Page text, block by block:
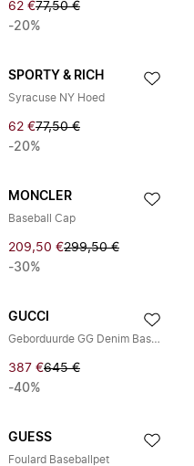
62 €77,50 €
-20%
SPORTY & RICH
Syracuse NY Hoed
62 €77,50 €
-20%
MONCLER
Baseball Cap
209,50 €299,50 €
-30%
GUCCI
Geborduurde GG Denim Baseball Cap
387 €645 €
-40%
GUESS
Foulard Baseballpet